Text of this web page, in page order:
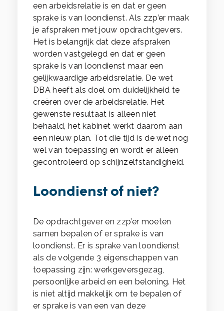
een arbeidsrelatie is en dat er geen
sprake is van loondienst. Als zzp’er maak
je afspraken met jouw opdrachtgevers.
Het is belangrijk dat deze afspraken
worden vastgelegd en dat er geen
sprake is van loondienst maar een
gelijkwaardige arbeidsrelatie. De wet
DBA heeft als doel om duidelijkheid te
creëren over de arbeidsrelatie. Het
gewenste resultaat is alleen niet
behaald, het kabinet werkt daarom aan
een nieuw plan. Tot die tijd is de wet nog
wel van toepassing en wordt er alleen
gecontroleerd op schijnzelfstandigheid.
Loondienst of niet?
De opdrachtgever en zzp’er moeten
samen bepalen of er sprake is van
loondienst. Er is sprake van loondienst
als de volgende 3 eigenschappen van
toepassing zijn: werkgeversgezag,
persoonlijke arbeid en een beloning. Het
is niet altijd makkelijk om te bepalen of
er sprake is van een van deze